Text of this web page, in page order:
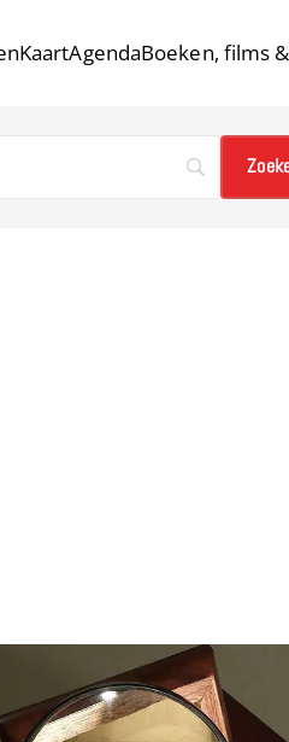
KaartAgendaBoeken, films
tot verrukkelijke variaties
Kerststallen in